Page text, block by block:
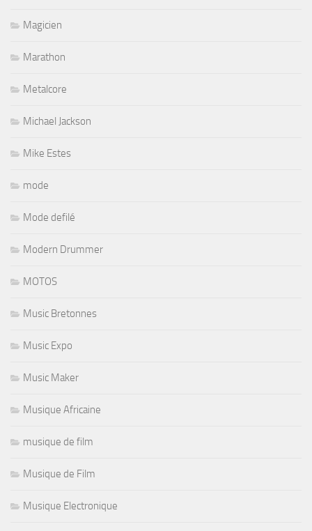
Magicien
Marathon
Metalcore
Michael Jackson
Mike Estes
mode
Mode defilé
Modern Drummer
MOTOS
Music Bretonnes
Music Expo
Music Maker
Musique Africaine
musique de film
Musique de Film
Musique Electronique